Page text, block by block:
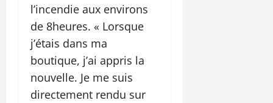
l’incendie aux environs
de 8heures. « Lorsque
j’étais dans ma
boutique, j’ai appris la
nouvelle. Je me suis
directement rendu sur